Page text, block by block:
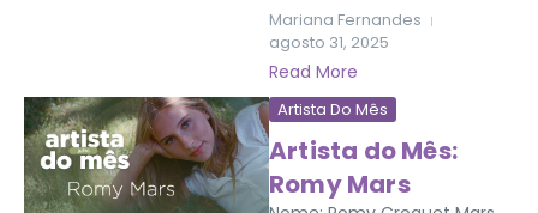
Mariana Fernandes
agosto 31, 2025
Read More
Artista Do Mês
Artista do Mês:
Romy Mars